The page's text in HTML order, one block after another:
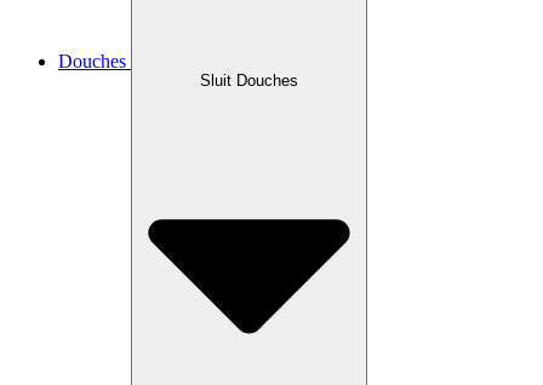
Douches
Sluit Douches